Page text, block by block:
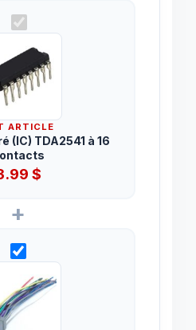
ARTICLE
(IC) TDA2541 à 16
$
+